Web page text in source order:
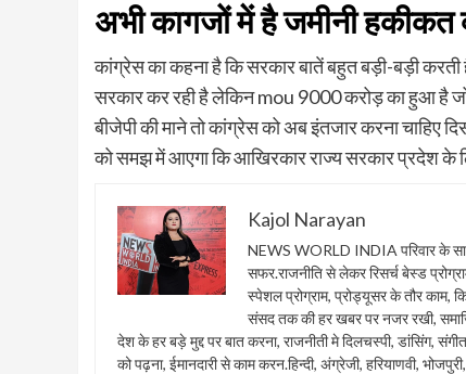
अभी कागजों में है जमीनी हकीकत
कांग्रेस का कहना है कि सरकार बातें बहुत बड़ी-बड़ी
सरकार कर रही है लेकिन mou 9000 करोड़ का हुआ है जो
बीजेपी की माने तो कांग्रेस को अब इंतजार करना चाहिए
को समझ में आएगा कि आखिरकार राज्य सरकार प्रदेश के
Kajol Narayan
NEWS WORLD INDIA परिवार के
सफर.राजनीति से लेकर रिसर्च बेस्ड
स्पेशल प्रोग्राम, प्रोड्यूसर के तौर काम,
संसद तक की हर खबर पर नजर रखी,
देश के हर बड़े मुद्द पर बात करना, राजनीती मे दिलचस्पी, डांसिंग,
को पढ़ना, ईमानदारी से काम करन.हिन्दी, अंग्रेजी, हरियाणवी,